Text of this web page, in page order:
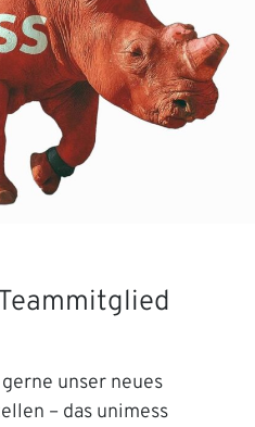
unser neues
– das unimess